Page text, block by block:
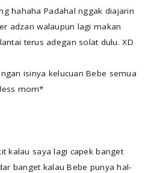
hahaha Padahal nggak diajarin
adzan walaupun lagi makan
terus adegan solat dulu. XD
isinya kelucuan Bebe semua
mom*
kalau saya lagi capek banget
banget kalau Bebe punya hal-